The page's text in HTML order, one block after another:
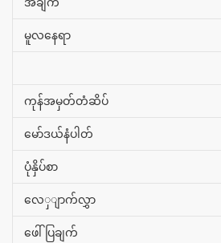
မူလနေရာ
ကုန်အမှတ်တံဆိပ်
မော်ဒယ်နံပါတ်
ပုံနှိပ်စာ
လေှျာက်လွှာ
ဖေါ်ပြချက်